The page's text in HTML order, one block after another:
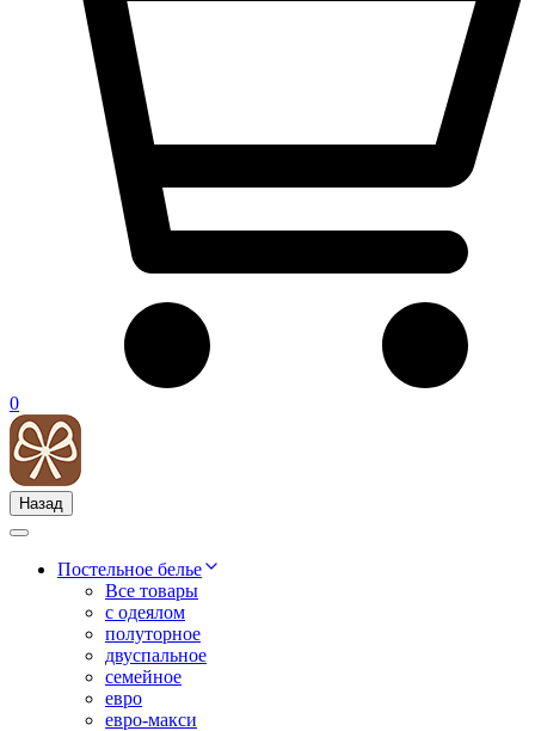
0
Назад
Постельное белье
Все товары
с одеялом
полуторное
двуспальное
семейное
евро
евро-макси